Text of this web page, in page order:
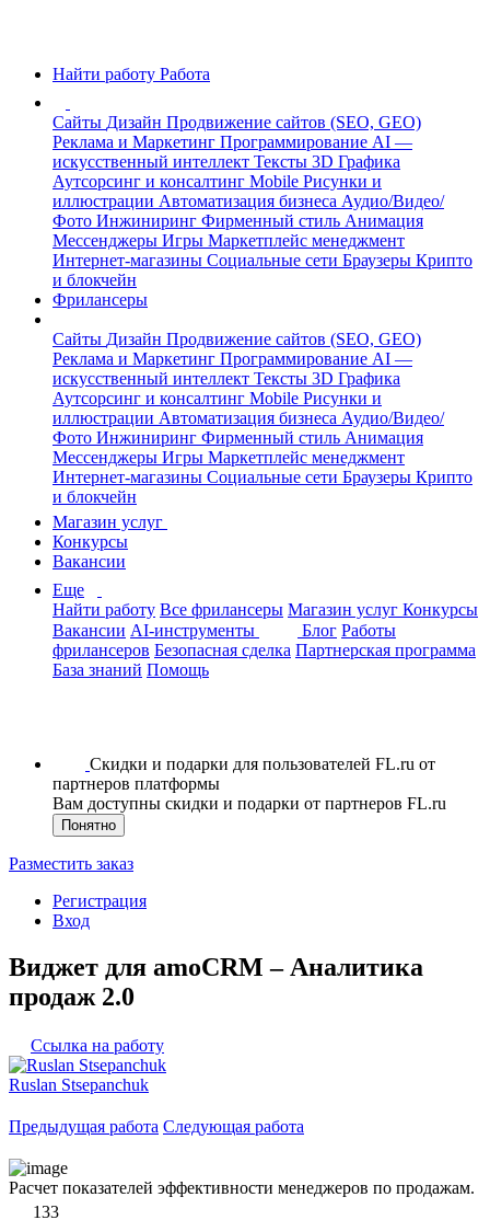
Найти работу Работа
Сайты Дизайн Продвижение сайтов (SEO, GEO)
Реклама и Маркетинг Программирование AI —
искусственный интеллект Тексты 3D Графика
Аутсорсинг и консалтинг Mobile Рисунки и
иллюстрации Автоматизация бизнеса Аудио/Видео/
Фото Инжиниринг Фирменный стиль Анимация
Мессенджеры Игры Маркетплейс менеджмент
Интернет-магазины Социальные сети Браузеры Крипто
и блокчейн
Фрилансеры
Сайты Дизайн Продвижение сайтов (SEO, GEO)
Реклама и Маркетинг Программирование AI —
искусственный интеллект Тексты 3D Графика
Аутсорсинг и консалтинг Mobile Рисунки и
иллюстрации Автоматизация бизнеса Аудио/Видео/
Фото Инжиниринг Фирменный стиль Анимация
Мессенджеры Игры Маркетплейс менеджмент
Интернет-магазины Социальные сети Браузеры Крипто
и блокчейн
Магазин услуг
Конкурсы
Вакансии
Еще
Найти работу Все фрилансеры Магазин услуг Конкурсы
Вакансии AI-инструменты Блог Работы
фрилансеров Безопасная сделка Партнерская программа
База знаний Помощь
Скидки и подарки для пользователей FL.ru от
партнеров платформы
Вам доступны скидки и подарки от партнеров FL.ru
Понятно
Разместить заказ
Регистрация
Вход
Виджет для amoCRM – Аналитика
продаж 2.0
Ссылка на работу
Ruslan Stsepanchuk
Предыдущая работа Следующая работа
Расчет показателей эффективности менеджеров по продажам.
133